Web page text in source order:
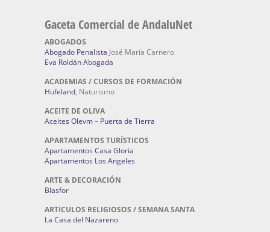
Gaceta Comercial de AndaluNet
ABOGADOS
Abogado Penalista José María Carnero
Eva Roldán Abogada
ACADEMIAS / CURSOS DE FORMACIÓN
Hufeland, Naturismo
ACEITE DE OLIVA
Aceites Olevm – Puerta de Tierra
APARTAMENTOS TURÍSTICOS
Apartamentos Casa Gloria
Apartamentos Los Angeles
ARTE & DECORACIÓN
Blasfor
ARTICULOS RELIGIOSOS / SEMANA SANTA
La Casa del Nazareno